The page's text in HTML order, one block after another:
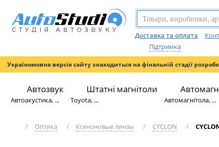
Доставка та оплата
Підтримка
Україномовна версія сайту знаходиться на фінальній стадії
Автозвук
Автоакустика, ...
Штатні магнітоли
Toyota, ... Автомагнітола, ...
/ Оптика / Ксеноновые линзы / CYCLON /